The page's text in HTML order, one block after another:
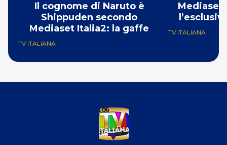
Il cognome di Naruto è
Shippuden secondo
Mediaset Italia2: la gaffe
TV ITALIANA
Mediaset
TV ITALIANA